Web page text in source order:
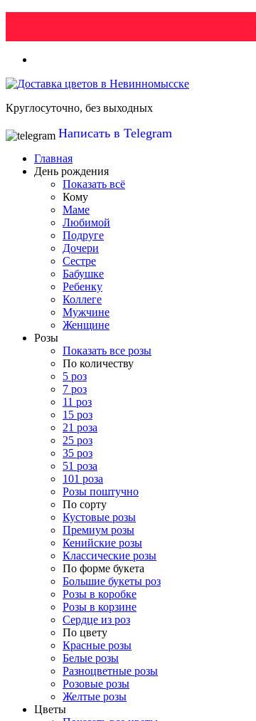
Круглосуточно, без выходных
Написать в Telegram
Главная
День рождения
Показать всё
Кому
Маме
Любимой
Подруге
Дочери
Сестре
Бабушке
Ребенку
Коллеге
Мужчине
Женщине
Розы
Показать все розы
По количеству
5 роз
7 роз
11 роз
15 роз
21 роза
25 роз
35 роз
51 роза
101 роза
Розы поштучно
По сорту
Кустовые розы
Премиум розы
Кенийские розы
Классические розы
По форме букета
Большие букеты роз
Розы в коробке
Розы в корзине
Сердце из роз
По цвету
Красные розы
Белые розы
Разноцветные розы
Розовые розы
Желтые розы
Цветы